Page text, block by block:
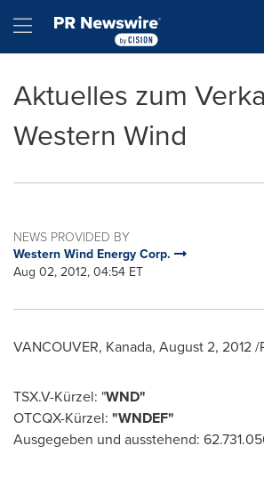
Hamburger menu
Aktuelles zum
Western Wind
NEWS PROVIDED BY
Western Wind Energy Corp.
Aug 02, 2012, 04:54 ET
VANCOUVER, Kanada, August 2, 2012/
TSX.V-Kürzel: "WND"
OTCQX-Kürzel: "WNDEF"
Ausgegeben und ausstehend: